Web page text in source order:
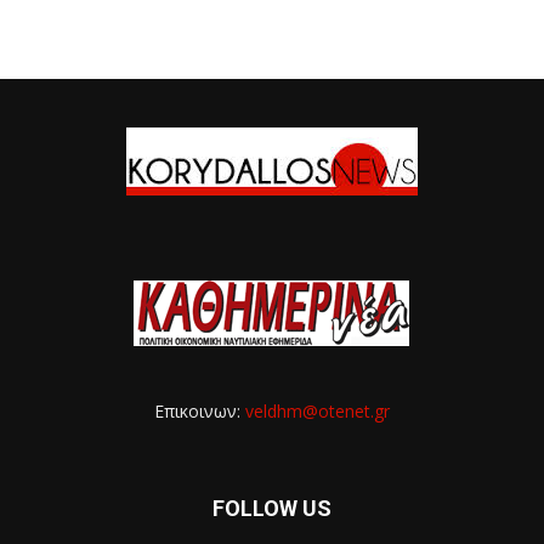
Επικοινων: veldhm@otenet.gr
FOLLOW US